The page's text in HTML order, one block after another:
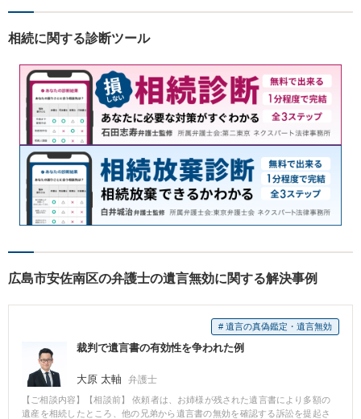
様にご満足いただけるよう、
ぜひお気軽にご相談くださ
い。
相続に関する診断ツール
広島市安佐南区の弁護士の遺言無効に関する解決事例
# 遺言の真偽鑑定・遺言無効
裁判で遺言書の有効性を争われた例
大原 太軸 弁護士
【ご相談内容】【相談前】 依頼者は、お姉様が残された遺言書により多額の
遺産を相続したところ、他の兄弟から遺言書の無効を確認する訴訟を提起さ